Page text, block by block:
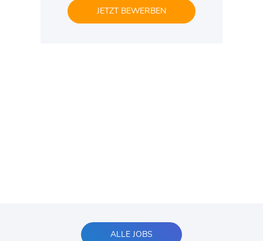
JETZT BEWERBEN
ALLE JOBS